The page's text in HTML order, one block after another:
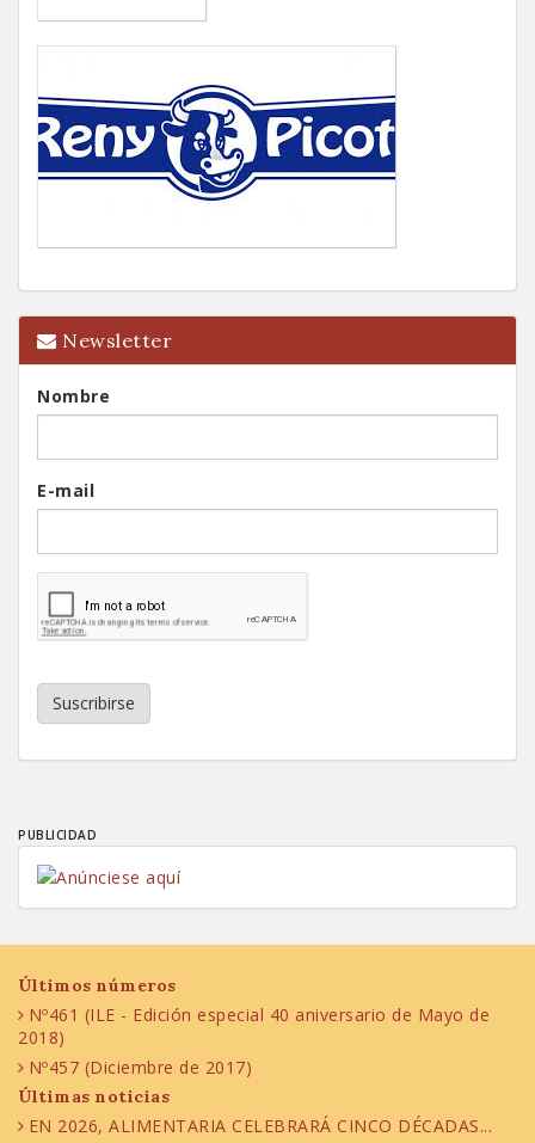
Newsletter
Nombre
E-mail
Suscribirse
PUBLICIDAD
Últimos números
Nº461 (ILE - Edición especial 40 aniversario de Mayo de
2018)
Nº457 (Diciembre de 2017)
Últimas noticias
EN 2026, ALIMENTARIA CELEBRARÁ CINCO DÉCADAS...